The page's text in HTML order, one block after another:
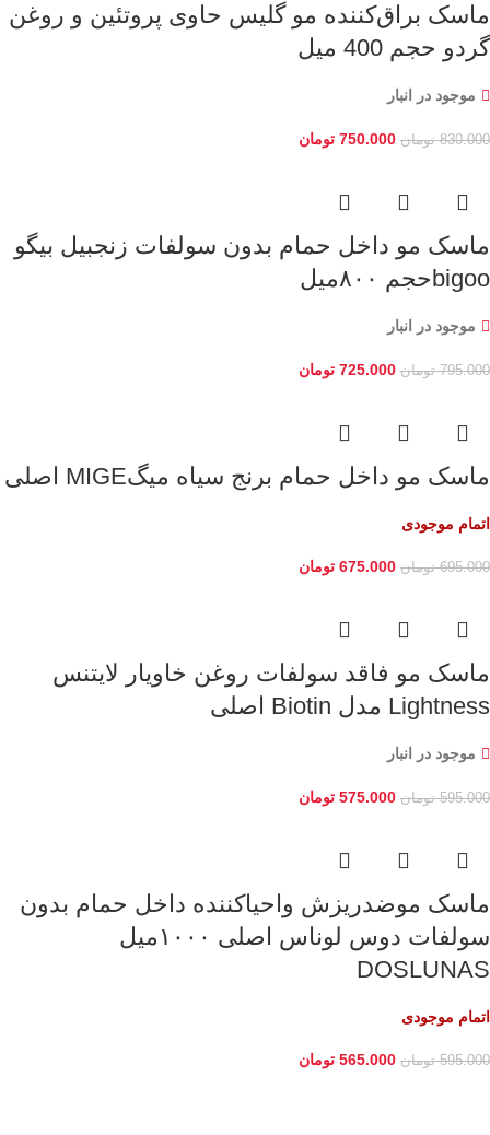
ماسک براق‌کننده مو گلیس حاوی پروتئین و روغن
گردو حجم 400 میل
موجود در انبار
830.000 تومان 750.000 تومان
ماسک مو داخل حمام بدون سولفات زنجبیل بیگو
bigooحجم ۸۰۰میل
موجود در انبار
795.000 تومان 725.000 تومان
ماسک مو داخل حمام برنج سیاه میگMIGE اصلی
اتمام موجودی
695.000 تومان 675.000 تومان
ماسک مو فاقد سولفات روغن خاویار لایتنس
Lightness مدل Biotin اصلی
موجود در انبار
595.000 تومان 575.000 تومان
ماسک موضدریزش واحیاکننده داخل حمام بدون
سولفات دوس لوناس اصلی ۱۰۰۰میل
DOSLUNAS
اتمام موجودی
595.000 تومان 565.000 تومان